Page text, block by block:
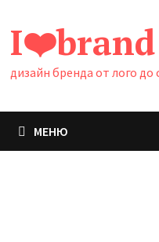
содержимому
I❤️brand
дизайн бренда от лого
МЕНЮ